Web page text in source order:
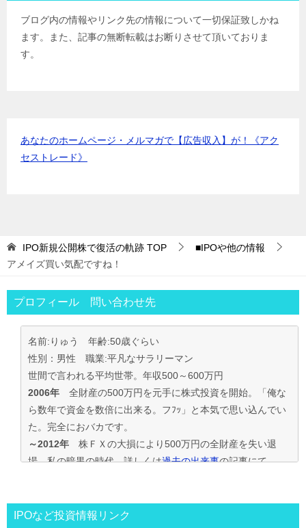
アイザワ証券IPOﾙｰﾙ
むさし証券
IPOﾙｰﾙ
マネックス証券
ブログ内の情報やリンク先の情報について一切保証致しかね
ます。また、記事の無断転載はお断りさせて頂いておりま
す。
あなたのホームページ・メルマガで【広告収入】が！《アク
セストレード》
IPO新規公開株で復活の軌跡 TOP
■IPOや他の情報
アメイズ買い気配ですね！
プロフィール 問い合わせ先
名前:りゅう 年齢:50歳ぐらい
性別：男性 職業:平凡なサラリーマン
世間で言われる平均世帯。年収500～600万円
2006年 全財産の500万円を元手に株式投資を開始。「俺な
ら数年で資金を数倍に出来る。フﾌｯ」と本気で思い込んでい
た。完全におバカです。
～2012年 株ＦＸの大損により500万円の全財産を失い退
場。私の暗黒の時代。詳しくは過去の出来事の記事にて
投資の王道は手堅くｺﾂｺﾂ長期間、実践して利益を積上げて行
IPOなど投資情報リンク